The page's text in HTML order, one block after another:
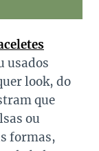
usados
look, do
que
ou
formas,